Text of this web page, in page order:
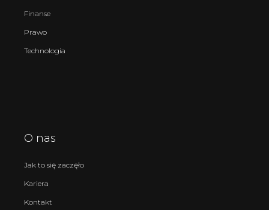
Finanse
Prawo
Technologia
O nas
Jak to się zaczęło
Kariera
Kontakt